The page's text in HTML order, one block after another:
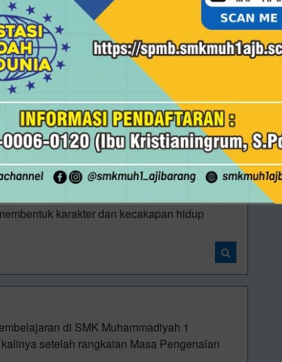
mencari nafkah, tetapi juga mengajarkan
langkah para siswa mulai memenuhi
berbagai program yang tidak hanya
karakter dan kecakapan hidup
di SMK Muhammadiyah 1
setelah rangkaian Masa Pengenalan